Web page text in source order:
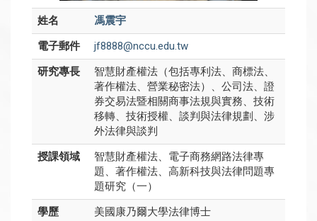
姓名
馮震宇
電子郵件
jf8888@nccu.edu.tw
研究專長
智慧財產權法（包括專利法、商標法、
著作權法、營業秘密法）、公司法、證
券交易法暨相關商事法規與實務、技術
移轉、技術授權、談判與法律規劃、涉
外法律與談判
授課領域
智慧財產權法、電子商務網路法律專
題、著作權法、高新科技與法律問題專
題研究（一）
學歷
美國康乃爾大學法律博士